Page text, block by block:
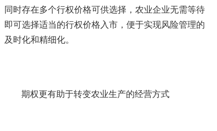
同时存在多个行权价格可供选择，农业企业无需等待
即可选择适当的行权价格入市，便于实现风险管理的
及时化和精细化。
期权更有助于转变农业生产的经营方式